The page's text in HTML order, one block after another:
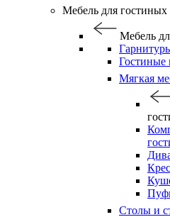
Мебель для гостиных
Мебель
Гостиные
Мягкая
Столы и